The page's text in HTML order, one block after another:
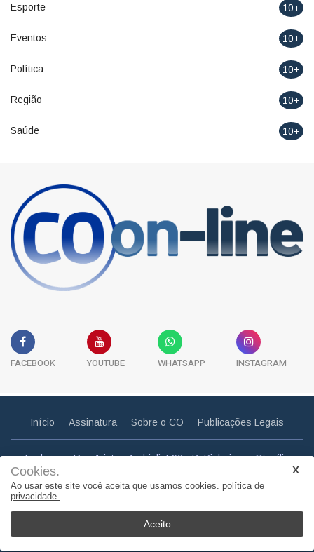
Cookies.
Ao usar este site você aceita que usamos cookies. política de
privacidade.
Aceito
Esporte 10+
Eventos 10+
Política 10+
Região 10+
Saúde 10+
FACEBOOK YOUTUBE WHATSAPP INSTAGRAM
Início Assinatura Sobre o CO Publicações Legais
Endereço: Rua Aristeu Andrioli, 592 - B. Pinheiros - Otacílio
Email: correiootaciliense@gmail.com
© Copyright 2011. Todos os direitos reservados | Correio